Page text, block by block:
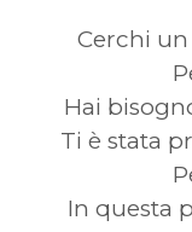
Cerchi
Hai
Ti è stata
In questa